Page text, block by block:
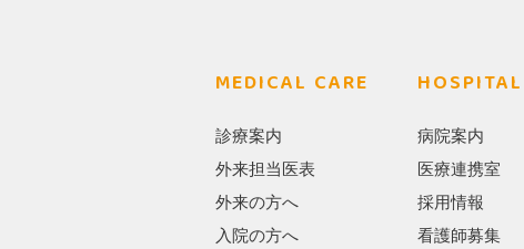
MEDICAL CARE
診療案内
外来担当医表
外来の方へ
入院の方へ
HOSPITAL
病院案内
医療連携室
採用情報
看護師募集